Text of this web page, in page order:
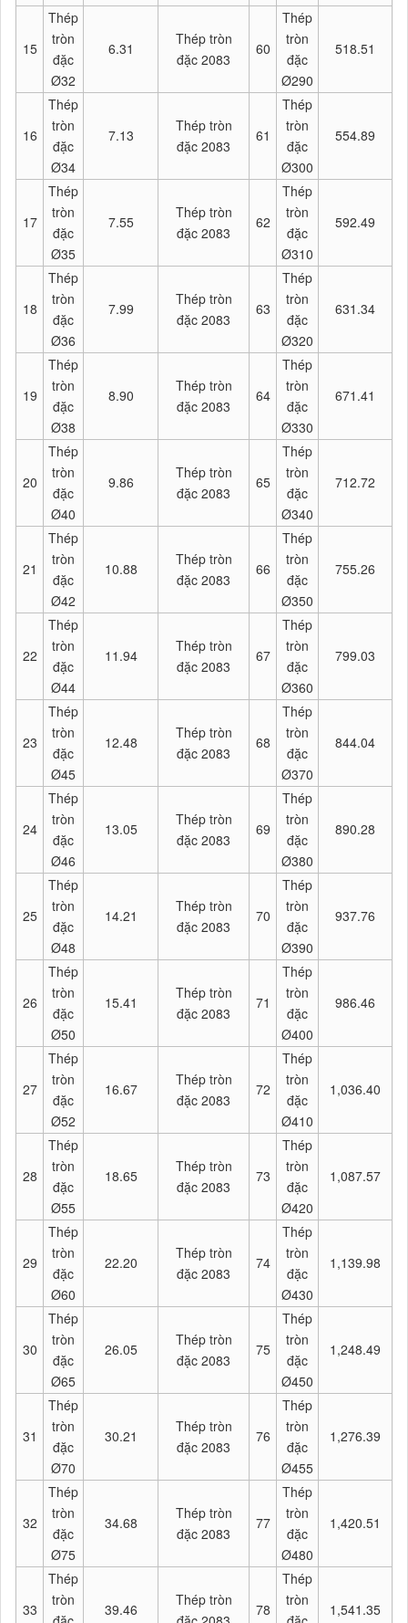
15
Thép
tròn
đặc
Ø32
6.31
Thép tròn
đặc 2083
60
Thép
tròn
đặc
Ø290
518.51
16
Thép
tròn
đặc
Ø34
7.13
Thép tròn
đặc 2083
61
Thép
tròn
đặc
Ø300
554.89
17
Thép
tròn
đặc
Ø35
7.55
Thép tròn
đặc 2083
62
Thép
tròn
đặc
Ø310
592.49
18
Thép
tròn
đặc
Ø36
7.99
Thép tròn
đặc 2083
63
Thép
tròn
đặc
Ø320
631.34
19
Thép
tròn
đặc
Ø38
8.90
Thép tròn
đặc 2083
64
Thép
tròn
đặc
Ø330
671.41
20
Thép
tròn
đặc
Ø40
9.86
Thép tròn
đặc 2083
65
Thép
tròn
đặc
Ø340
712.72
21
Thép
tròn
đặc
Ø42
10.88
Thép tròn
đặc 2083
66
Thép
tròn
đặc
Ø350
755.26
22
Thép
tròn
đặc
Ø44
11.94
Thép tròn
đặc 2083
67
Thép
tròn
đặc
Ø360
799.03
23
Thép
tròn
đặc
Ø45
12.48
Thép tròn
đặc 2083
68
Thép
tròn
đặc
Ø370
844.04
24
Thép
tròn
đặc
Ø46
13.05
Thép tròn
đặc 2083
69
Thép
tròn
đặc
Ø380
890.28
25
Thép
tròn
đặc
Ø48
14.21
Thép tròn
đặc 2083
70
Thép
tròn
đặc
Ø390
937.76
26
Thép
tròn
đặc
Ø50
15.41
Thép tròn
đặc 2083
71
Thép
tròn
đặc
Ø400
986.46
27
Thép
tròn
đặc
Ø52
16.67
Thép tròn
đặc 2083
72
Thép
tròn
đặc
Ø410
1,036.40
28
Thép
tròn
đặc
Ø55
18.65
Thép tròn
đặc 2083
73
Thép
tròn
đặc
Ø420
1,087.57
29
Thép
tròn
đặc
Ø60
22.20
Thép tròn
đặc 2083
74
Thép
tròn
đặc
Ø430
1,139.98
30
Thép
tròn
đặc
Ø65
26.05
Thép tròn
đặc 2083
75
Thép
tròn
đặc
Ø450
1,248.49
31
Thép
tròn
đặc
Ø70
30.21
Thép tròn
đặc 2083
76
Thép
tròn
đặc
Ø455
1,276.39
32
Thép
tròn
đặc
Ø75
34.68
Thép tròn
đặc 2083
77
Thép
tròn
đặc
Ø480
1,420.51
33
Thép
tròn
39.46
Thép tròn
78
Thép
tròn
1,541.35